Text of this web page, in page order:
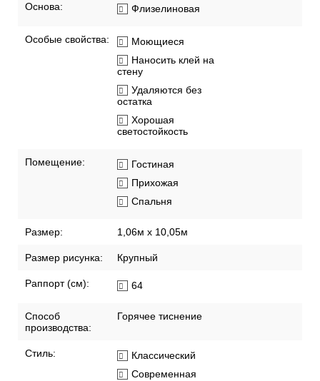
Основа: Флизелиновая
Особые свойства:
Моющиеся
Наносить клей на
стену
Удаляются без
остатка
Хорошая
светостойкость
Помещение:
Гостиная
Прихожая
Спальня
Размер: 1,06м х 10,05м
Размер рисунка: Крупный
Раппорт (см): 64
Способ
производства:
Горячее тиснение
Стиль:
Классический
Современная